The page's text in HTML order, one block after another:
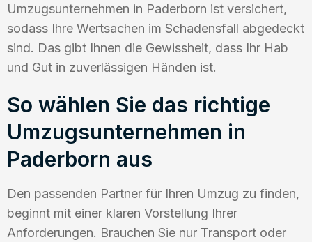
Umzugsunternehmen in Paderborn ist versichert,
sodass Ihre Wertsachen im Schadensfall abgedeckt
sind. Das gibt Ihnen die Gewissheit, dass Ihr Hab
und Gut in zuverlässigen Händen ist.
So wählen Sie das richtige
Umzugsunternehmen in
Paderborn aus
Den passenden Partner für Ihren Umzug zu finden,
beginnt mit einer klaren Vorstellung Ihrer
Anforderungen. Brauchen Sie nur Transport oder